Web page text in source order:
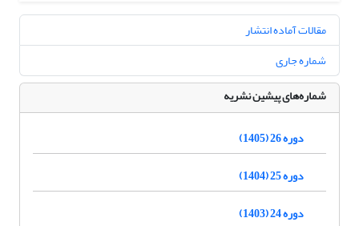
مقالات آماده انتشار
شماره جاری
شماره‌های پیشین نشریه
دوره 26 (1405)
دوره 25 (1404)
دوره 24 (1403)